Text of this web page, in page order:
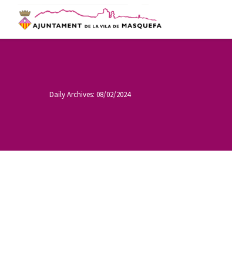
Daily Archives: 08/02/2024